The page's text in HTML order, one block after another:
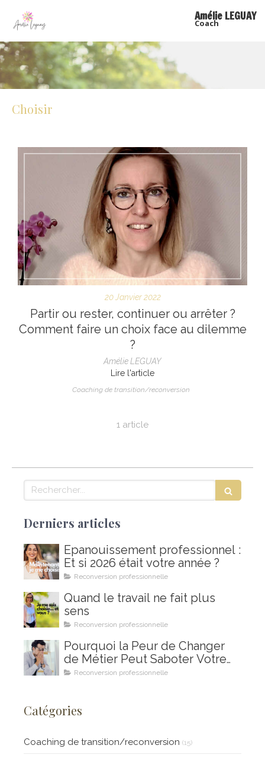
Amélie LEGUAY
Coach
Choisir
20 Janvier 2022
Partir ou rester, continuer ou arrêter ?
Comment faire un choix face au dilemme
?
Amélie LEGUAY
Lire l'article
Coaching de transition/reconversion
1 article
Rechercher
Derniers articles
Épanouissement professionnel :
Et si 2026 était votre année ?
Reconversion professionnelle
Quand le travail ne fait plus
sens
Reconversion professionnelle
Pourquoi la Peur de Changer
de Métier Peut Saboter Votre
Projet de Reconversion
Aider à la Surmonter)
Reconversion professionnelle
Catégories
Coaching de transition/reconversion (15)